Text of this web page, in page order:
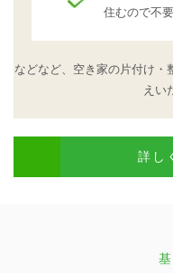
住むので不
などなど、空き家の片付け・
えい
詳し